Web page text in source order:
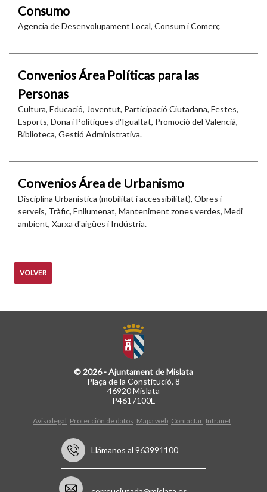
Consumo
Agencia de Desenvolupament Local, Consum i Comerç
Convenios Área Políticas para las
Personas
Cultura, Educació, Joventut, Participació Ciutadana, Festes,
Esports, Dona i Polítiques d'Igualtat, Promoció del Valencià,
Biblioteca, Gestió Administrativa.
Convenios Área de Urbanismo
Disciplina Urbanística (mobilitat i accessibilitat), Obres i
serveis, Tràfic, Enllumenat, Manteniment zones verdes, Medi
ambient, Xarxa d'aigües i Indústria.
VOLVER
© 2026 - Ajuntament de Mislata
Plaça de la Constitució, 8
46920 Mislata
P4617100E
Aviso legal Protección de datos Mapa web Contactar Intranet
Llámanos al 963991100